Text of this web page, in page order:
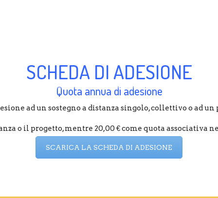
SCHEDA DI ADESIONE
Quota annua di adesione
ad un sostegno a distanza singolo, collettivo o ad un
o il progetto, mentre 20,00 € come quota associativa
SCARICA LA SCHEDA DI ADESIONE